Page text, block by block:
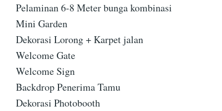
Pelaminan 6-8 Meter bunga kombinasi
Mini Garden
Dekorasi Lorong + Karpet jalan
Welcome Gate
Welcome Sign
Backdrop Penerima Tamu
Dekorasi Photobooth